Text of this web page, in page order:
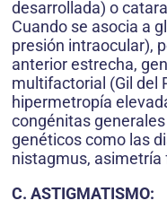
desarrollada) o
Cuando se asocia a
presión intraocular),
anterior estrecha,
multifactorial (Gil del
hipermetropía
congénitas
genéticos como las
nistagmus, asimetría
C. ASTIGMATISMO: